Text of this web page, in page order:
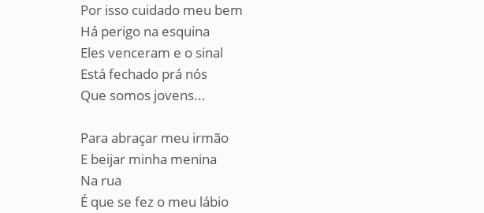
Por isso cuidado meu bem
Há perigo na esquina
Eles venceram e o sinal
Está fechado prá nós
Que somos jovens...
Para abraçar meu irmão
E beijar minha menina
Na rua
É que se fez o meu lábio